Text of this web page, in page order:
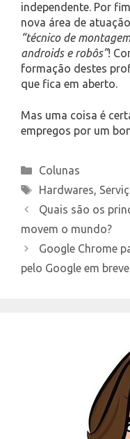
independente. Por
nova área de
“técnico de
androids e robôs”!
formação destes
que fica em aberto.
Mas uma coisa é
empregos por um
Categories
Colunas
Tags
Hardwares,
Quais são os
movem o mundo?
Google Chrome
pelo Google em